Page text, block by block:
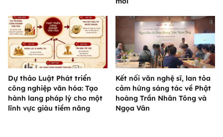
Dự thảo Luật Phát triển
công nghiệp văn hóa: Tạo
hành lang pháp lý cho một
lĩnh vực giàu tiềm năng
Kết nối văn nghệ sĩ, lan tỏa
cảm hứng sáng tác về Phật
hoàng Trần Nhân Tông và
Ngọa Vân